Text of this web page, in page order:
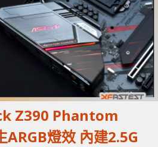
Z390 Phantom
燈效 內建2.5G